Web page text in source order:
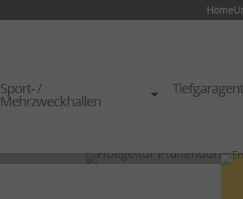
Home
Sport- /
Mehrzweckhallen